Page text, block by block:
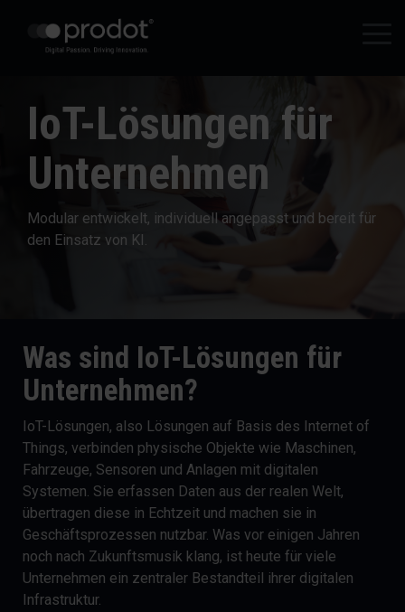
Hauptinhalt
springen.
IoT-Lösungen für
Unternehmen
Modular entwickelt, individuell angepasst und bereit für
den Einsatz von KI.
Was sind IoT-Lösungen für
Unternehmen?
IoT-Lösungen, also Lösungen auf Basis des Internet of
Things, verbinden physische Objekte wie Maschinen,
Fahrzeuge, Sensoren und Anlagen mit digitalen
Systemen. Sie erfassen Daten aus der realen Welt,
übertragen diese in Echtzeit und machen sie in
Geschäftsprozessen nutzbar. Was vor einigen Jahren
noch nach Zukunftsmusik klang, ist heute für viele
Unternehmen ein zentraler Bestandteil ihrer digitalen
Infrastruktur.